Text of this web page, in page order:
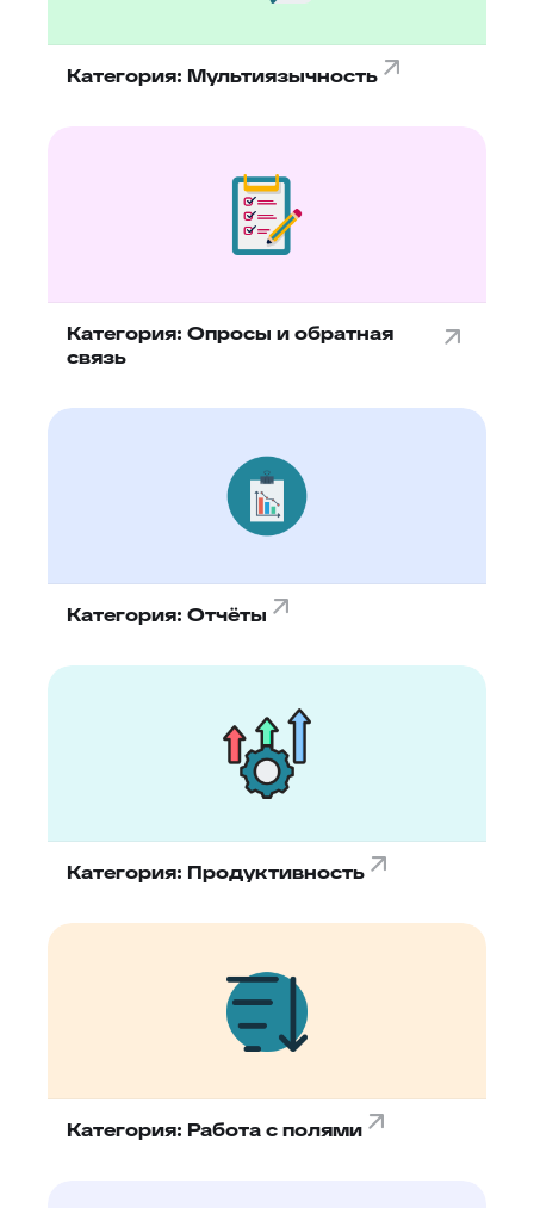
Категория: Мультиязычность
Категория: Опросы и обратная
связь
Категория: Отчёты
Категория: Продуктивность
Категория: Работа с полями